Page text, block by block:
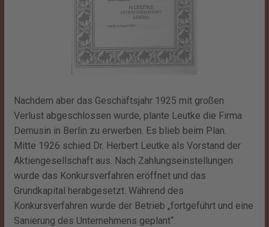
Nachdem aber das Geschäftsjahr 1925 mit großen
Verlust abgeschlossen wurde, plante Leutke die Firma
Demusin in Berlin zu erwerben. Es blieb beim Plan.
Mitte 1926 schied Dr. Herbert Leutke als Vorstand der
Aktiengesellschaft aus. Nach Zahlungseinstellungen
wurde das Konkursverfahren eröffnet und das
Grundkapital herabgesetzt. Während des
Konkursverfahren wurde der Betrieb „fortgeführt und eine
Sanierung des Unternehmens geplant“.